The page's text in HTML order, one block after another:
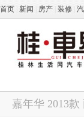
首页 新闻 房产 装修
嘉年华 2013